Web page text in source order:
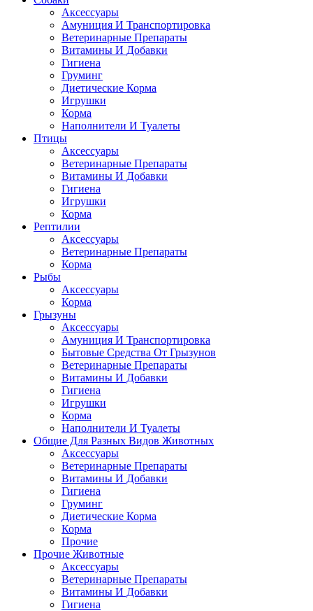
Аксессуары
Амуниция И Транспортировка
Ветеринарные Препараты
Витамины И Добавки
Гигиена
Груминг
Диетические Корма
Игрушки
Корма
Наполнители И Туалеты
Птицы
Аксессуары
Ветеринарные Препараты
Витамины И Добавки
Гигиена
Игрушки
Корма
Рептилии
Аксессуары
Ветеринарные Препараты
Корма
Рыбы
Аксессуары
Корма
Грызуны
Аксессуары
Амуниция И Транспортировка
Бытовые Средства От Грызунов
Ветеринарные Препараты
Витамины И Добавки
Гигиена
Игрушки
Корма
Наполнители И Туалеты
Общие Для Разных Видов Животных
Аксессуары
Ветеринарные Препараты
Витамины И Добавки
Гигиена
Груминг
Диетические Корма
Корма
Прочие
Прочие Животные
Аксессуары
Ветеринарные Препараты
Витамины И Добавки
Гигиена